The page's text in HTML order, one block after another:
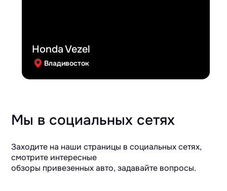
Honda Vezel
Владивосток
Мы в социальных сетях
Заходите на наши страницы в социальных сетях,
смотрите интересные
обзоры привезенных авто, задавайте вопросы.